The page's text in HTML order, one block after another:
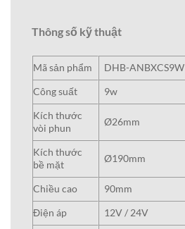
Thông số kỹ thuật
Mã sản phẩm
DHB-ANBXCS9W
Công suất
9w
Kích thước
vòi phun
Ø26mm
Kích thước
bề mặt
Ø190mm
Chiều cao
90mm
Điện áp
12V / 24V